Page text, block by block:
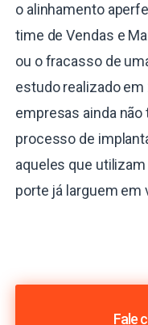
o alinhamento
time de Vendas e
ou o fracasso de
estudo realizado em
empresas ainda
processo de
aqueles que
porte já larguem em
Fale